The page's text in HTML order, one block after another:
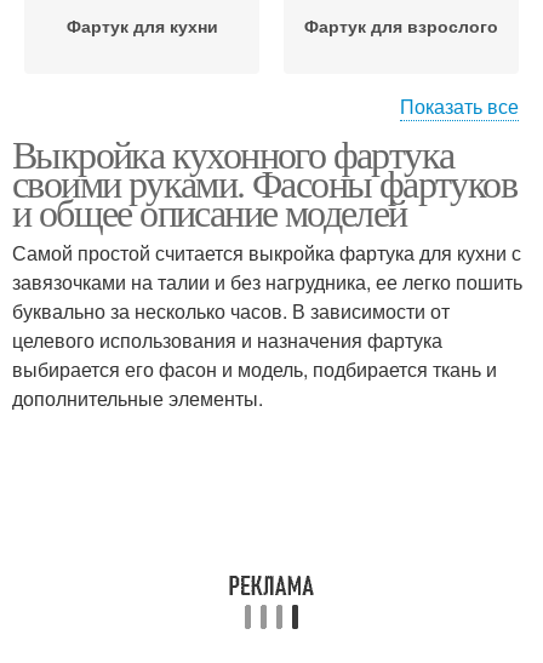
Фартук для кухни Фартук для взрослого
Материал для фартука Детский фартук
Фартук с рюшами Цельнокроеный фартук
Показать все
Выкройка кухонного фартука
своими руками. Фасоны фартуков
и общее описание моделей
Самой простой считается выкройка фартука для кухни с
завязочками на талии и без нагрудника, ее легко пошить
буквально за несколько часов. В зависимости от
целевого использования и назначения фартука
выбирается его фасон и модель, подбирается ткань и
дополнительные элементы.